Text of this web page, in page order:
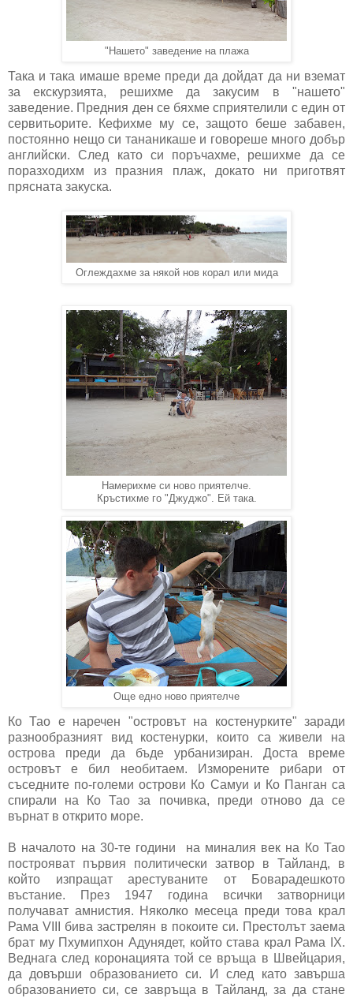
"Нашето" заведение на плажа
Така и така имаше време преди да дойдат да ни вземат
за екскурзията, решихме да закусим в "нашето"
заведение. Предния ден се бяхме сприятелили с един от
сервитьорите. Кефихме му се, защото беше забавен,
постоянно нещо си тананикаше и говореше много добър
английски. След като си поръчахме, решихме да се
поразходихм из празния плаж, докато ни приготвят
прясната закуска.
Оглеждахме за някой нов корал или мида
Намерихме си ново приятелче.
Кръстихме го "Джуджо". Ей така.
Още едно ново приятелче
Ко Тао е наречен "островът на костенурките" заради
разнообразният вид костенурки, които са живели на
острова преди да бъде урбанизиран. Доста време
островът е бил необитаем. Изморените рибари от
съседните по-големи острови Ко Самуи и Ко Панган са
спирали на Ко Тао за почивка, преди отново да се
върнат в открито море.
В началото на 30-те години на миналия век на Ко Тао
построяват първия политически затвор в Тайланд, в
който изпращат арестуваните от Боварадешкото
въстание. През 1947 година всички затворници
получават амнистия. Няколко месеца преди това крал
Рама VIII бива застрелян в покоите си. Престолът заема
брат му Пхумипхон Адунядет, който става крал Рама IX.
Веднага след коронацията той се връща в Швейцария,
да довърши образованието си. И след като завърша
образованието си, се завръща в Тайланд, за да стане